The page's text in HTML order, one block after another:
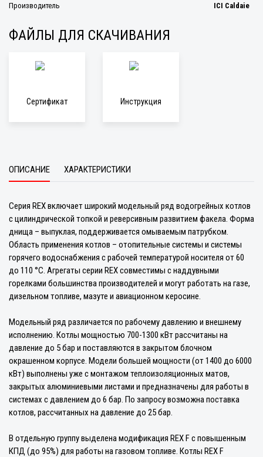
Производитель
ICI Caldaie
ФАЙЛЫ ДЛЯ СКАЧИВАНИЯ
Сертификат Инструкция
ОПИСАНИЕ ХАРАКТЕРИСТИКИ
Серия REX включает широкий модельный ряд водогрейных котлов
с цилиндрической топкой и реверсивным развитием факела. Форма
днища – выпуклая, поддерживается омываемым патрубком.
Область применения котлов – отопительные системы и системы
горячего водоснабжения с рабочей температурой носителя от 60
до 110 °C. Агрегаты серии REX совместимы с наддувными
горелками большинства производителей и могут работать на газе,
дизельном топливе, мазуте и авиационном керосине.
Модельный ряд различается по рабочему давлению и внешнему
исполнению. Котлы мощностью 700-1300 кВт рассчитаны на
давление до 5 бар и поставляются в закрытом блочном
окрашенном корпусе. Модели большей мощности (от 1400 до 6000
кВт) выполнены уже с монтажом теплоизоляционных матов,
закрытых алюминиевыми листами и предназначены для работы в
системах с давлением до 6 бар. По запросу возможна поставка
котлов, рассчитанных на давление до 25 бар.
В отдельную группу выделена модификация REX F с повышенным
КПД (до 95%) для работы на газовом топливе. Котлы REX F